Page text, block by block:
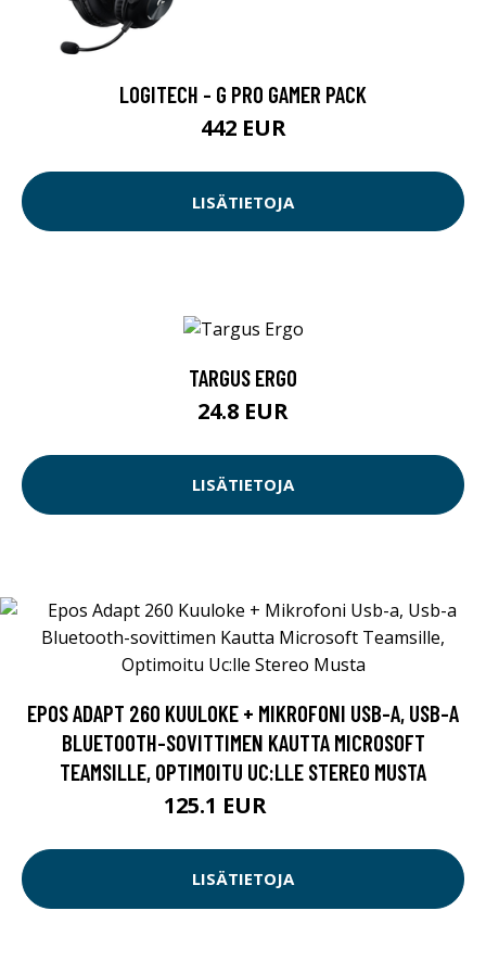
LOGITECH - G PRO GAMER PACK
442 EUR
LISÄTIETOJA
TARGUS ERGO
24.8 EUR
LISÄTIETOJA
EPOS ADAPT 260 KUULOKE + MIKROFONI USB-A, USB-A
BLUETOOTH-SOVITTIMEN KAUTTA MICROSOFT
TEAMSILLE, OPTIMOITU UC:LLE STEREO MUSTA
125.1 EUR
LISÄTIETOJA